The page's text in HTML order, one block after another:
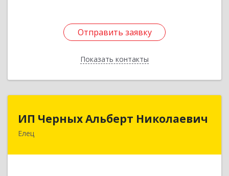
Отправить заявку
Показать контакты
Отправить заявку
Назад
ИП Черных Альберт Николаевич
Елец
ИП Черных Альберт Николаевич
399771, Липецкая обл, Елец г, Н.Гусевой ул, 56А